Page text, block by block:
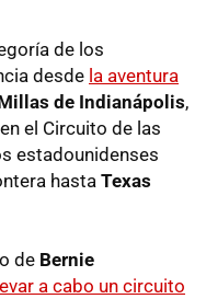
de los
desde la aventura
de Indianápolis,
el Circuito de las
estadounidenses
hasta Texas
de Bernie
a cabo un circuito